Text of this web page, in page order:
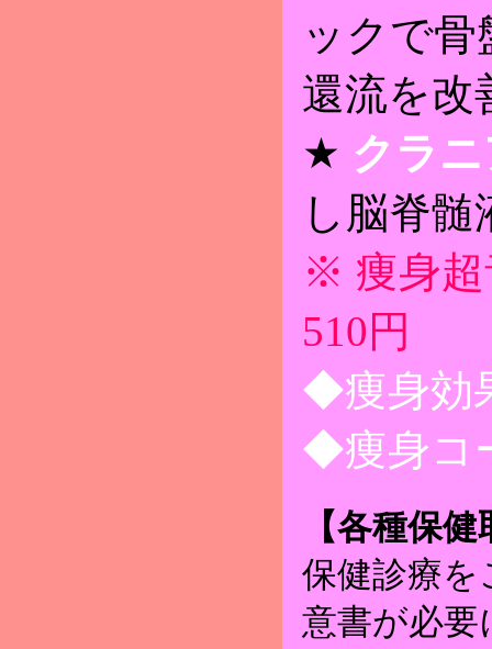
ックで
還流を改
★ クラ
し脳脊
※ 痩身超
510円
◆痩身効
◆痩身コ
【各種保
保健診療を
意書が必